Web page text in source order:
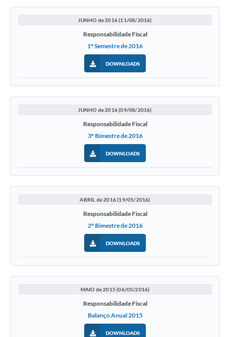
JUNHO de 2016 (11/08/2016)
Responsabilidade Fiscal
1º Semestre de 2016
DOWNLOADS
JUNHO de 2016 (09/08/2016)
Responsabilidade Fiscal
3º Bimestre de 2016
DOWNLOADS
ABRIL de 2016 (19/05/2016)
Responsabilidade Fiscal
2º Bimestre de 2016
DOWNLOADS
MAIO de 2015 (06/05/2016)
Responsabilidade Fiscal
Balanço Anual 2015
DOWNLOADS